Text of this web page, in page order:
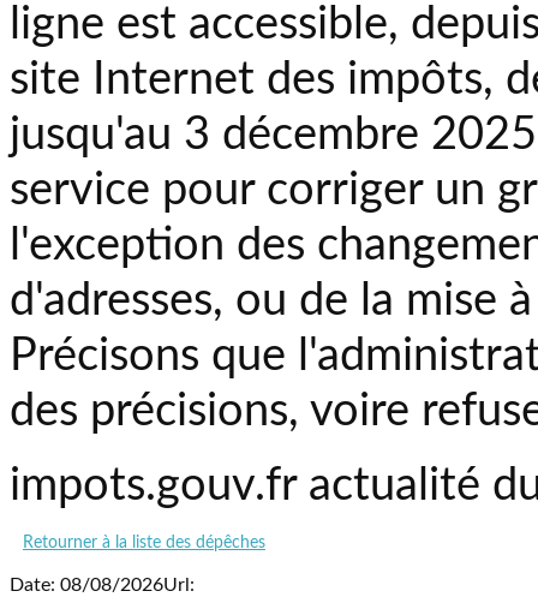
ligne est accessible,
site Internet des impôts,
jusqu'au 3 décembre
service pour corriger un
l'exception des
d'adresses, ou de la mise
Précisons que
des précisions, voire
impots.gouv.fr actualité
Retourner à la liste des dépêches
Date: 08/08/2026Url: